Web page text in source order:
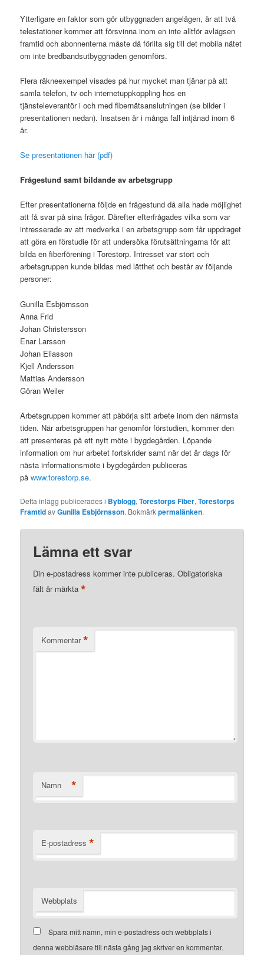
Ytterligare en faktor som gör utbyggnaden angelägen, är att två
telestationer kommer att försvinna inom en inte alltför avlägsen
framtid och abonnenterna måste då förlita sig till det mobila nätet
om inte bredbandsutbyggnaden genomförs.
Flera räkneexempel visades på hur mycket man tjänar på att
samla telefon, tv och internetuppkoppling hos en
tjänsteleverantör i och med fibernätsanslutningen (se bilder i
presentationen nedan). Insatsen är i många fall intjänad inom 6
år.
Se presentationen här (pdf)
Frågestund samt bildande av arbetsgrupp
Efter presentationerna följde en frågestund då alla hade möjlighet
att få svar på sina frågor. Därefter efterfrågades vilka som var
intresserade av att medverka i en arbetsgrupp som får uppdraget
att göra en förstudie för att undersöka förutsättningarna för att
bilda en fiberförening i Torestorp. Intresset var stort och
arbetsgruppen kunde bildas med lätthet och består av följande
personer:
Gunilla Esbjörnsson
Anna Frid
Johan Christersson
Enar Larsson
Johan Eliasson
Kjell Andersson
Mattias Andersson
Göran Weiler
Arbetsgruppen kommer att påbörja sitt arbete inom den närmsta
tiden. När arbetsgruppen har genomför förstudien, kommer den
att presenteras på ett nytt möte i bygdegården. Löpande
information om hur arbetet fortskrider samt när det är dags för
nästa informationsmöte i bygdegården publiceras
påwww.torestorp.se.
Detta inlägg publicerades i Byblogg,Torestorps Fiber,Torestorps
FramtidavGunilla Esbjörnsson. Bokmärkpermalänken.
Lämna ett svar
Din e-postadress kommer inte publiceras. Obligatoriska
fält är märkta*
Kommentar *
Namn *
E-postadress *
Webbplats
Spara mitt namn, min e-postadress och webbplats i
denna webbläsare till nästa gång jag skriver en kommentar.